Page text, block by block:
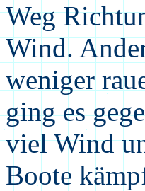
Weg
Wind.
weniger
ging es
viel Wind
Boote